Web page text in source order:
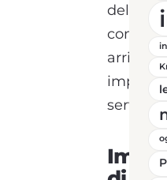
arrivo
servizio “